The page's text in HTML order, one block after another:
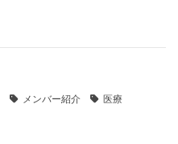
メンバー紹介 医療